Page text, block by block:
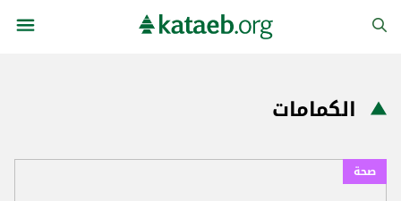
الكمامات
صحة